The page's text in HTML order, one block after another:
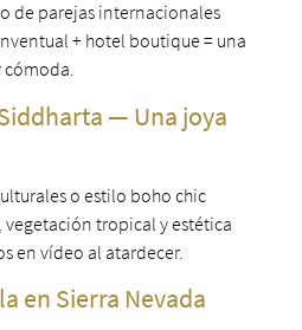
de parejas internacionales
+ hotel boutique = una
cómoda.
— Una joya
o estilo boho chic
vegetación tropical y estética
en vídeo al atardecer.
en Sierra Nevada